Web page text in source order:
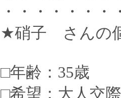
・・・・・・
★硝子 さんの
□年齢：35歳
□希望：大人交